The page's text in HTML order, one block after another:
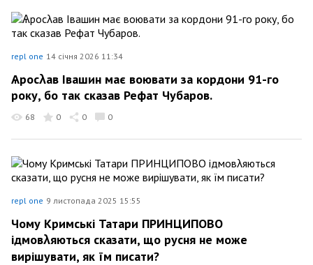
repl one 14 січня 2026 11:34
Ѧросλав Івашин має воювати за кордони 91-го
року, бо так сказав Рефат Чубаров.
68 0 0 0
repl one 9 листопада 2025 15:55
Чому Кримські Татари ПРИНЦИПОВО
ѵідмовλяються сказати, що русня не може
вирішувати, як їм писати?